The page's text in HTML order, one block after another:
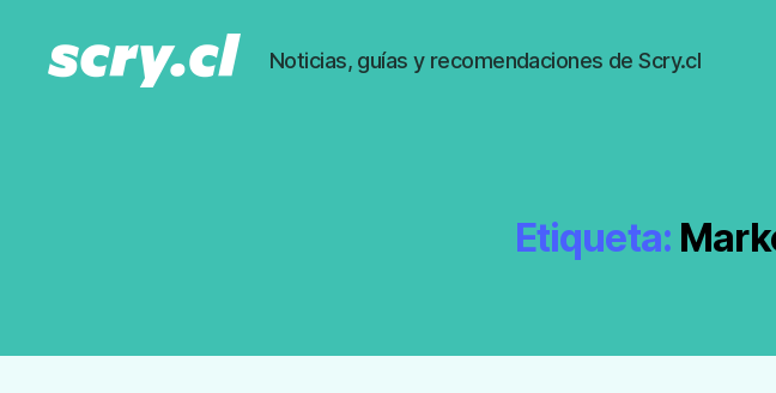
Noticias, guías y recomendaciones de Scry.cl
Etiqueta: